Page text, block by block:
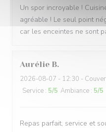
Un spor incroyable !
agréable ! Le seul point
car les enceintes ne sont
Aurélie B
2026-08-07 - 12:30 -
Service : 5/5 Ambiance : 5/5
Repas parfait, service et